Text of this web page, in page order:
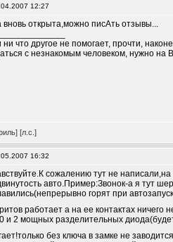
12:27
вновь открыта,можно писАть отзывы...
ни что другое не помогает, прочти,
с незнакомым человеком, нужно на
[л.с.]
16:32
сожалению тут не
авто.Пример:Звонок-а я тут
горят при
работает а на ее контактах ничего
и 2 мощных разделительных
без ключа в замке не